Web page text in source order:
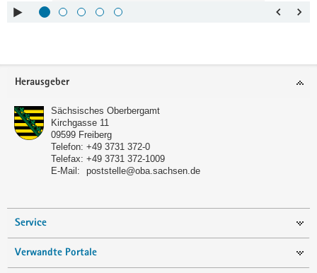
oben :
anzeigen
Eingabetaste
:
Vollbildmodus
abspielen
Footer-
Herausgeber
Sächsisches Oberbergamt
Kirchgasse 11
09599 Freiberg
Telefon: +49 3731 372-0
Telefax: +49 3731 372-1009
E-Mail:
poststelle@oba.sachsen.de
Service
Verwandte Portale